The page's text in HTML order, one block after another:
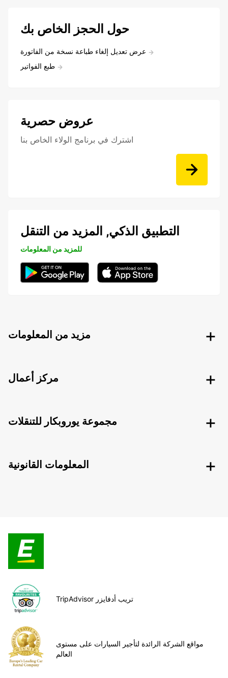
حول الحجز الخاص بك
عرض تعديل إلغاء طباعة نسخة من الفاتورة
طبع الفواتير
عروض حصرية
اشترك في برنامج الولاء الخاص بنا
التطبيق الذكي, المزيد من التنقل
للمزيد من المعلومات
مزيد من المعلومات
مركز أعمال
مجموعة يوروبكار للتنقلات
المعلومات القانونية
TripAdvisor تريب أدفايزر
مواقع الشركة الرائدة لتأجير السيارات على مستوى
العالم